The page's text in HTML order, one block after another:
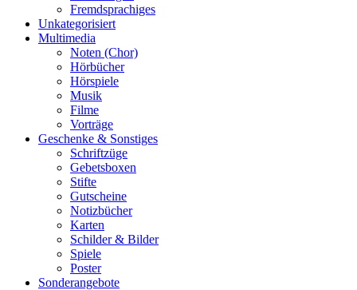
Fremdsprachiges
Unkategorisiert
Multimedia
Noten (Chor)
Hörbücher
Hörspiele
Musik
Filme
Vorträge
Geschenke & Sonstiges
Schriftzüge
Gebetsboxen
Stifte
Gutscheine
Notizbücher
Karten
Schilder & Bilder
Spiele
Poster
Sonderangebote